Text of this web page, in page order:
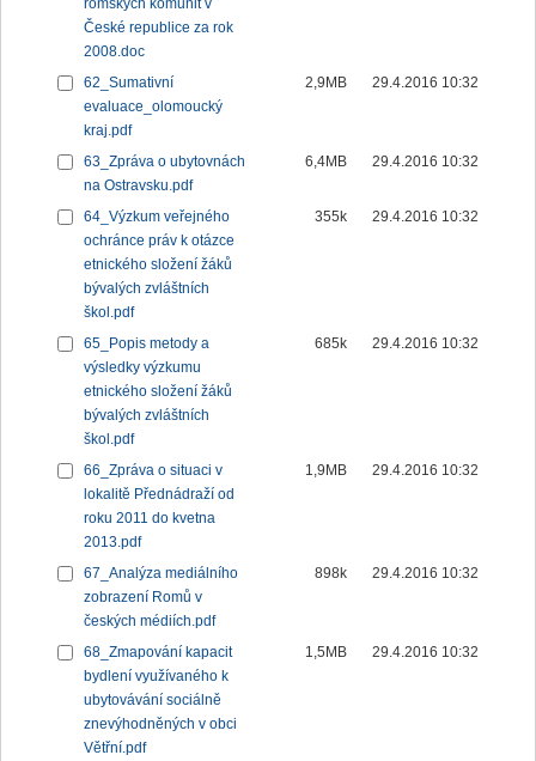
romských komunit v
České republice za rok
2008.doc
62_Sumativní
evaluace_olomoucký
kraj.pdf
2,9MB 29.4.2016 10:32
63_Zpráva o ubytovnách
na Ostravsku.pdf
6,4MB 29.4.2016 10:32
64_Výzkum veřejného
ochránce práv k otázce
etnického složení žáků
bývalých zvláštních
škol.pdf
355k 29.4.2016 10:32
65_Popis metody a
výsledky výzkumu
etnického složení žáků
bývalých zvláštních
škol.pdf
685k 29.4.2016 10:32
66_Zpráva o situaci v
lokalitě Přednádraží od
roku 2011 do kvetna
2013.pdf
1,9MB 29.4.2016 10:32
67_Analýza mediálního
zobrazení Romů v
českých médiích.pdf
898k 29.4.2016 10:32
68_Zmapování kapacit
bydlení využívaného k
ubytovávání sociálně
znevýhodněných v obci
Větřní.pdf
1,5MB 29.4.2016 10:32